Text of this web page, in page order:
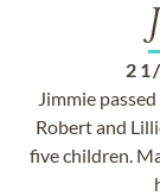
Jimmie
Robert and
five children.